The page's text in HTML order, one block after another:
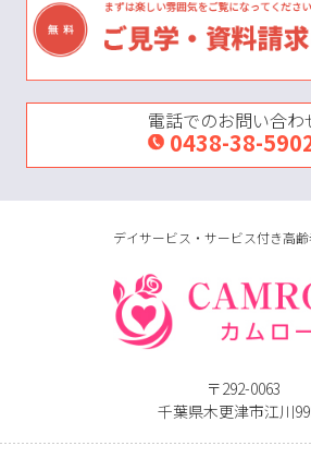
電話でのお問い合わ
0438-38-
デイサービス・サービス付き高
〒292-0063
千葉県木更津市江川